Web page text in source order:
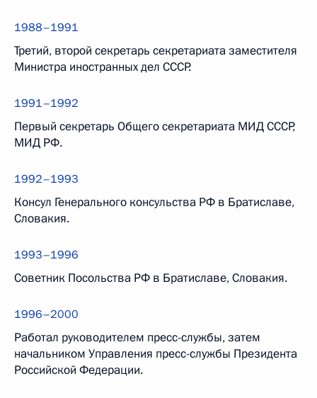
1988–1991
Третий, второй секретарь секретариата заместителя
Министра иностранных дел СССР.
1991–1992
Первый секретарь Общего секретариата МИД СССР,
МИД РФ.
1992–1993
Консул Генерального консульства РФ в Братиславе,
Словакия.
1993–1996
Советник Посольства РФ в Братиславе, Словакия.
1996–2000
Работал руководителем пресс-службы, затем
начальником Управления пресс-службы Президента
Российской Федерации.